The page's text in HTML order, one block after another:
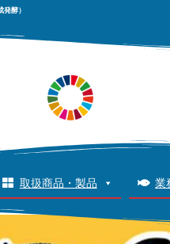
酵）
取扱商品・製品 業